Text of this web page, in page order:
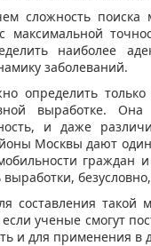
сложность поиска
максимальной
наиболее
заболеваний.
определить только
выработке.
и даже
Москвы дают
выработки,
составления такой
ученые смогут
и для применения в